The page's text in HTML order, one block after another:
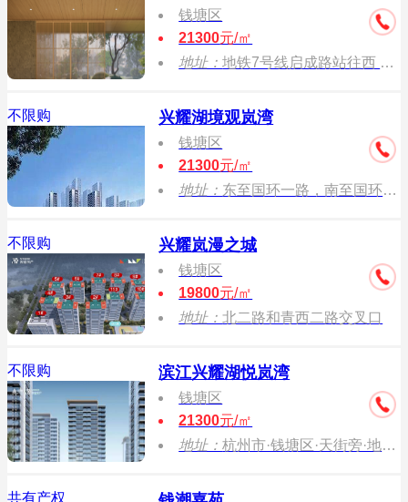
钱塘区
21300元/㎡
地址：地铁7号线启成路站往西 约700米
不限购 兴耀湖境观岚湾
钱塘区
21300元/㎡
地址： 东至国环一路，南至国环一路，西至青西二路，北至北二路。
不限购 兴耀岚漫之城
钱塘区
19800元/㎡
地址：北二路和青西二路交叉口
不限购 滨江兴耀湖悦岚湾
钱塘区
21300元/㎡
地址：杭州市·钱塘区·天街旁·地铁7号线启成路站往西约800米
共有产权